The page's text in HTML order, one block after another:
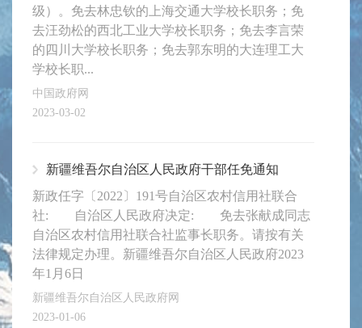
级）。免去林忠钦的上海交通大学校长职务；免
去汪劲松的西北工业大学校长职务；免去李言荣
的四川大学校长职务；免去郭东明的大连理工大
学校长职...
中国政府网
2023-03-02
新疆维吾尔自治区人民政府干部任免通知
新政任字〔2022〕191号自治区农村信用社联合
社: 自治区人民政府决定: 免去张献成同志
自治区农村信用社联合社监事长职务。请按有关
法律规定办理。新疆维吾尔自治区人民政府2023
年1月6日
新疆维吾尔自治区人民政府网
2023-01-06